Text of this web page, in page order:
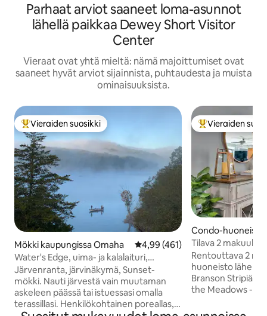
Parhaat arviot saaneet loma-asunnot
lähellä paikkaa Dewey Short Visitor
Center
Vieraat ovat yhtä mieltä: nämä majoittumiset ovat
saaneet hyvät arviot sijainnista, puhtaudesta ja muista
ominaisuuksista.
Vieraiden suosikkien parhaimmistoa
Vieraiden suosikki
Mökki kaupungissa Omaha Keskimääräinen arvio 4,99/5,
4,99 (461)
Water's Edge, uima- ja kalalaituri,
poreallas, Branson
Järvenranta, järvinäkymä, Sunset-
mökki. Nauti järvestä vain muutaman
askeleen päässä tai istuessasi omalla
terassillasi. Henkilökohtainen poreallas,
Vieraiden
Vieraiden
Condo-huoneisto
ssa Branson
Tilava 2
kylpyhuoneen
parisängyt
Rentouttava 2
huoneisto lähellä
Branson Stripiä
the Meadows -
kylpyhuoneen